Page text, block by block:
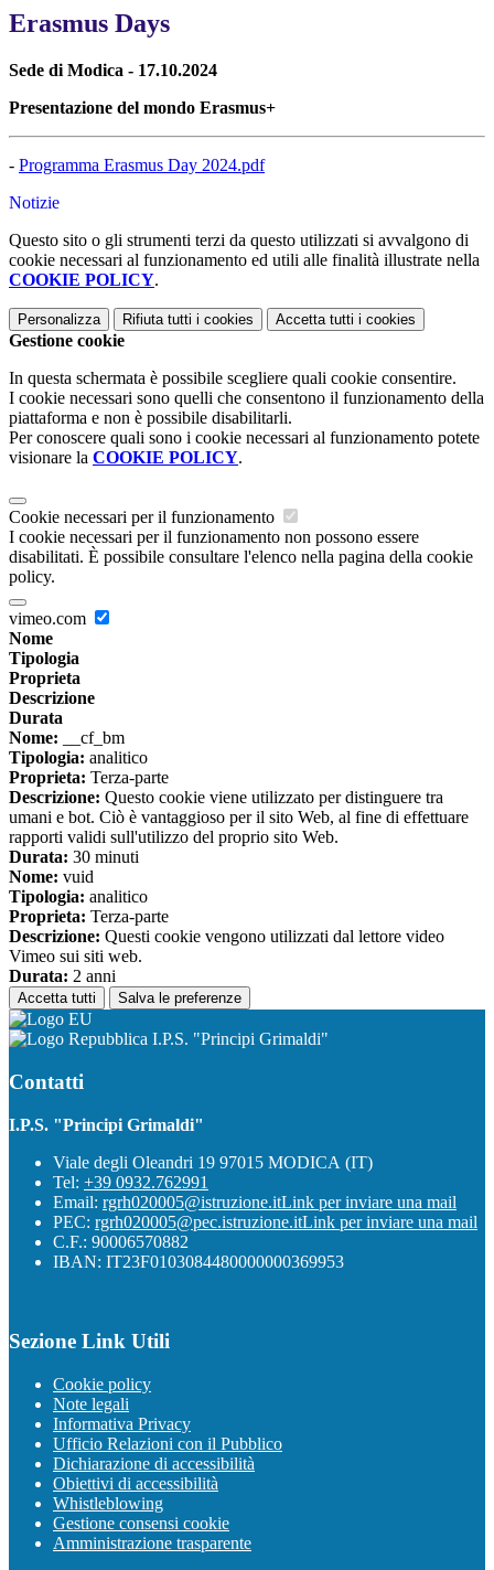
Erasmus Days
Sede di Modica - 17.10.2024
Presentazione del mondo Erasmus+
- Programma Erasmus Day 2024.pdf
Notizie
Questo sito o gli strumenti terzi da questo utilizzati si avvalgono di
cookie necessari al funzionamento ed utili alle finalità illustrate nella
COOKIE POLICY.
Personalizza Rifiuta tutti i cookies Accetta tutti i cookies
Gestione cookie
In questa schermata è possibile scegliere quali cookie consentire.
I cookie necessari sono quelli che consentono il funzionamento della
piattaforma e non è possibile disabilitarli.
Per conoscere quali sono i cookie necessari al funzionamento potete
visionare la COOKIE POLICY.
Cookie necessari per il funzionamento
I cookie necessari per il funzionamento non possono essere
disabilitati. È possibile consultare l'elenco nella pagina della cookie
policy.
vimeo.com
Nome
Tipologia
Proprieta
Descrizione
Durata
Nome: __cf_bm
Tipologia: analitico
Proprieta: Terza-parte
Descrizione: Questo cookie viene utilizzato per distinguere tra
umani e bot. Ciò è vantaggioso per il sito Web, al fine di effettuare
rapporti validi sull'utilizzo del proprio sito Web.
Durata: 30 minuti
Nome: vuid
Tipologia: analitico
Proprieta: Terza-parte
Descrizione: Questi cookie vengono utilizzati dal lettore video
Vimeo sui siti web.
Durata: 2 anni
Accetta tutti Salva le preferenze
I.P.S. "Principi Grimaldi"
Contatti
I.P.S. "Principi Grimaldi"
Viale degli Oleandri 19 97015 MODICA (IT)
Tel: +39 0932.762991
Email: rgrh020005@istruzione.itLink per inviare una mail
PEC: rgrh020005@pec.istruzione.itLink per inviare una mail
C.F.: 90006570882
IBAN: IT23F0103084480000000369953
Sezione Link Utili
Cookie policy
Note legali
Informativa Privacy
Ufficio Relazioni con il Pubblico
Dichiarazione di accessibilità
Obiettivi di accessibilità
Whistleblowing
Gestione consensi cookie
Amministrazione trasparente